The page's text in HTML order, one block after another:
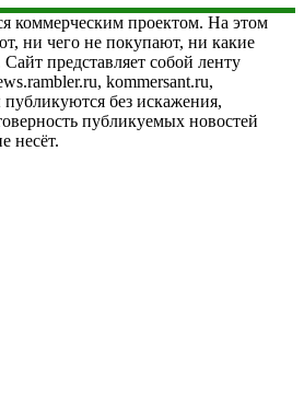
коммерческим проектом. На этом
ни чего не покупают, ни какие
представляет собой ленту
kommersant.ru,
без искажения,
публикуемых новостей
несёт.